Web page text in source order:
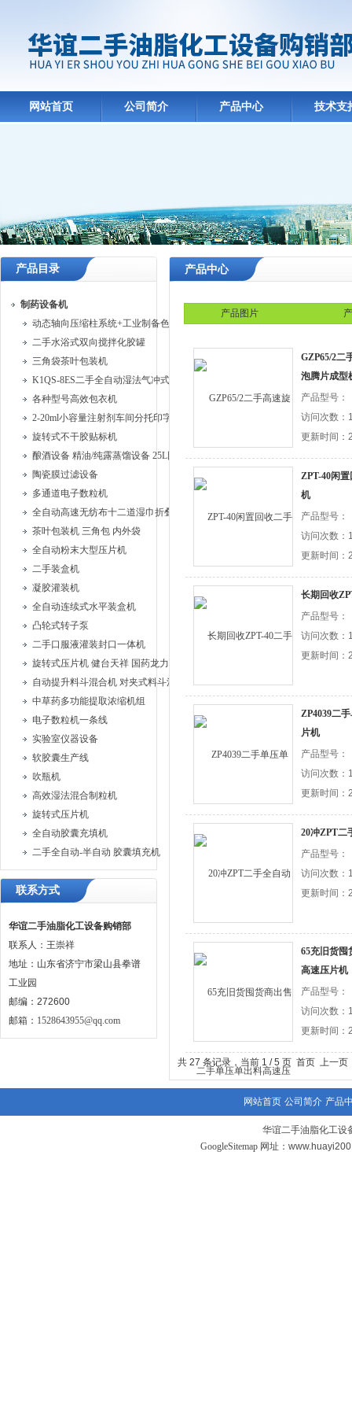
网站首页 公司简介 产品中心 技术支
产品目录
制药设备机
动态轴向压缩柱系统+工业制备色谱系统
二手水浴式双向搅拌化胶罐
三角袋茶叶包装机
K1QS-8ES二手全自动湿法气冲式胶塞清洗机
各种型号高效包衣机
2-20ml小容量注射剂车间分托印字安瓿联动机
旋转式不干胶贴标机
酿酒设备 精油/纯露蒸馏设备 25L固液蒸馏器、
陶瓷膜过滤设备
多通道电子数粒机
全自动高速无纺布十二道湿巾折叠机
茶叶包装机 三角包 内外袋
全自动粉末大型压片机
二手装盒机
凝胶灌装机
全自动连续式水平装盒机
凸轮式转子泵
二手口服液灌装封口一体机
旋转式压片机 健台天祥 国药龙力
自动提升料斗混合机 对夹式料斗混合机
中草药多功能提取浓缩机组
电子数粒机一条线
实验室仪器设备
软胶囊生产线
吹瓶机
高效湿法混合制粒机
旋转式压片机
全自动胶囊充填机
二手全自动-半自动 胶囊填充机
联系方式
华谊二手油脂化工设备购销部
联系人：王崇祥
地址：山东省济宁市梁山县拳谱
工业园
邮编：272600
邮箱： 1528643955@qq.com
产品中心
产品图片
GZP65/2二
泡腾片成型
产品型号：
访问次数：
更新时间：
ZPT-40闲
机
产品型号：
访问次数：
更新时间：
长期回收
产品型号：
访问次数：
更新时间：
ZP4039二
片机
产品型号：
访问次数：
更新时间：
20冲ZPT二
产品型号：
访问次数：
更新时间：
65充旧货囤
高速压片机
产品型号：
访问次数：
更新时间：
共 27 条记录，当前 1 / 5 页 首页 上一页
网站首页 公司简介 产品
华谊二手油脂化工设
GoogleSitemap 网址：